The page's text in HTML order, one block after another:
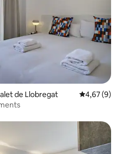
de Llobregat 4,67 de uma
4,67 (9)